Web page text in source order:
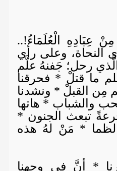
عِبَادِهِ الْعُلَمَاءُ!..
النحاة، وعلى رأي
رحل؛ جَفنهُ علَّم
ما قتلْ * فحرقنا
مِن القبلْ * ونشدنا
والشباب * هاتها
تبعث الجنون *
* مَنْ لهُ هذه
* أنَّ في وجهنا